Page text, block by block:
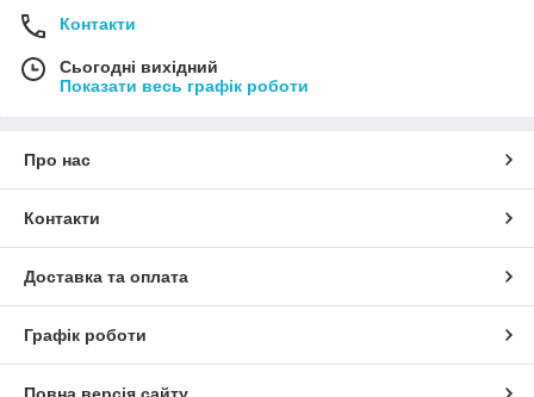
Контакти
Сьогодні вихідний
Показати весь графік роботи
Про нас
Контакти
Доставка та оплата
Графік роботи